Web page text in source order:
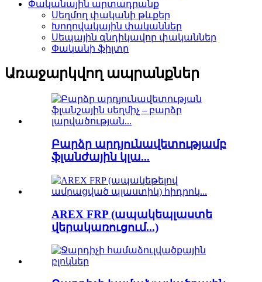
Փականային արտադրանք
Սեղմող փականի թևքեր
Խողովակային փականներ
Սեպային գնդիկավոր փականներ
Փականի ֆիլտր
Առաջարկվող ապրանքներ
Բարձր արդյունավետությամբ
ֆլանժային կլա...
AREX FRP (ապակեպլաստե
վերակառուցում...)